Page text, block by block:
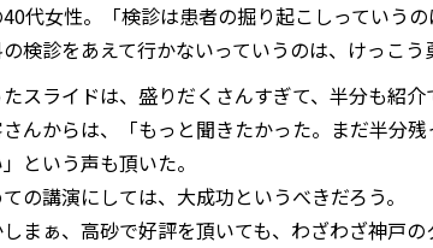
代女性。「検診は患者の掘り起こしっていう
検診をあえて行かないっていうのは、けっこ
スライドは、盛りだくさんすぎて、半分も紹介
んからは、「もっと聞きたかった。まだ半分
という声も頂いた。
の講演にしては、大成功というべきだろう。
しまぁ、高砂で好評を頂いても、わざわざ神戸